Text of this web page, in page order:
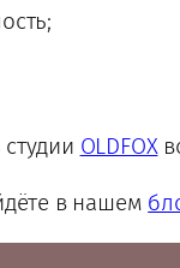
OLDFOX
в нашем